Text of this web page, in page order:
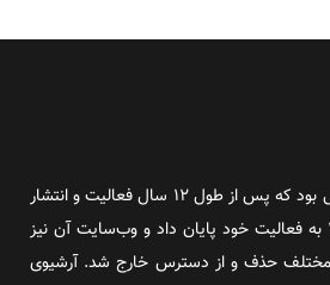
روز آنلاین روزنامه‌ای اینترنتی بود که پس از طول ۱۲ سال فعالیت و انتشار
۲۵۰۰ شماره، در سال ۲۰۱۶ به فعالیت خود پایان داد و وب‌سایت آن نیز
مختلف حذف و از دسترس خارج شد. آرشیوی